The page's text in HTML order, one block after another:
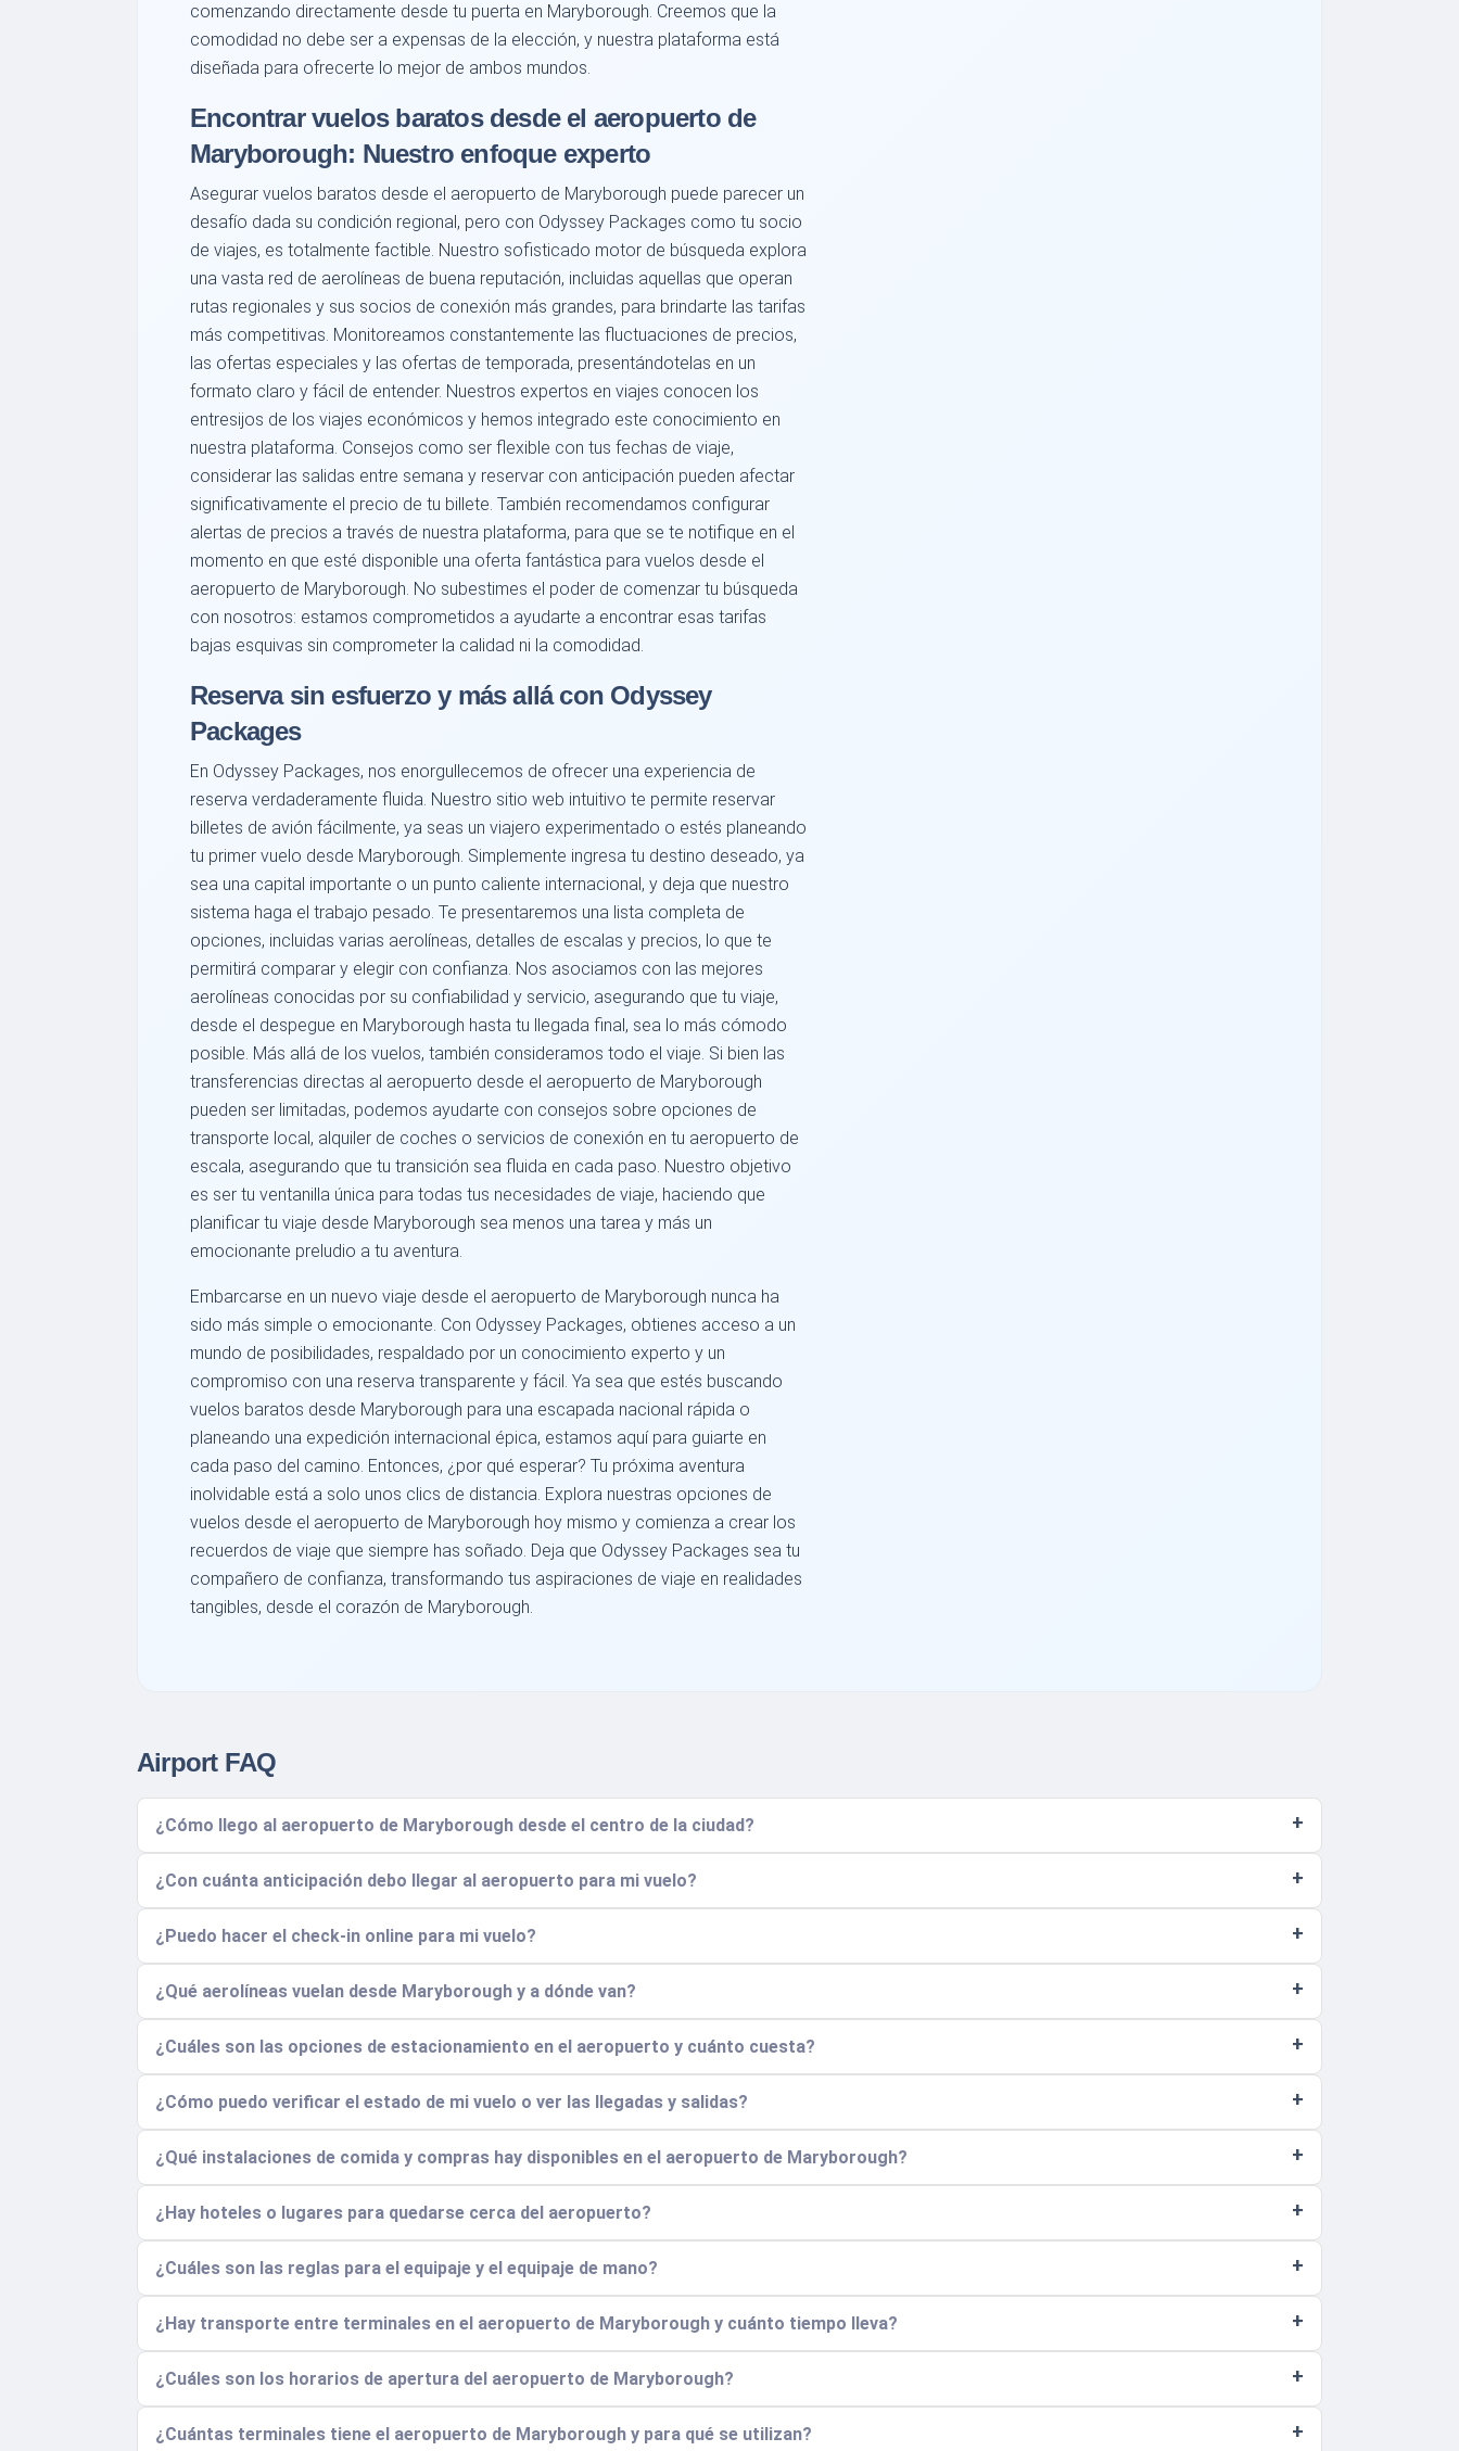
comenzando directamente desde tu puerta en Maryborough. Creemos que la
comodidad no debe ser a expensas de la elección, y nuestra plataforma está
diseñada para ofrecerte lo mejor de ambos mundos.
Encontrar vuelos baratos desde el aeropuerto de
Maryborough: Nuestro enfoque experto
Asegurar vuelos baratos desde el aeropuerto de Maryborough puede parecer un
desafío dada su condición regional, pero con Odyssey Packages como tu socio
de viajes, es totalmente factible. Nuestro sofisticado motor de búsqueda explora
una vasta red de aerolíneas de buena reputación, incluidas aquellas que operan
rutas regionales y sus socios de conexión más grandes, para brindarte las tarifas
más competitivas. Monitoreamos constantemente las fluctuaciones de precios,
las ofertas especiales y las ofertas de temporada, presentándotelas en un
formato claro y fácil de entender. Nuestros expertos en viajes conocen los
entresijos de los viajes económicos y hemos integrado este conocimiento en
nuestra plataforma. Consejos como ser flexible con tus fechas de viaje,
considerar las salidas entre semana y reservar con anticipación pueden afectar
significativamente el precio de tu billete. También recomendamos configurar
alertas de precios a través de nuestra plataforma, para que se te notifique en el
momento en que esté disponible una oferta fantástica para vuelos desde el
aeropuerto de Maryborough. No subestimes el poder de comenzar tu búsqueda
con nosotros: estamos comprometidos a ayudarte a encontrar esas tarifas
bajas esquivas sin comprometer la calidad ni la comodidad.
Reserva sin esfuerzo y más allá con Odyssey
Packages
En Odyssey Packages, nos enorgullecemos de ofrecer una experiencia de
reserva verdaderamente fluida. Nuestro sitio web intuitivo te permite reservar
billetes de avión fácilmente, ya seas un viajero experimentado o estés planeando
tu primer vuelo desde Maryborough. Simplemente ingresa tu destino deseado, ya
sea una capital importante o un punto caliente internacional, y deja que nuestro
sistema haga el trabajo pesado. Te presentaremos una lista completa de
opciones, incluidas varias aerolíneas, detalles de escalas y precios, lo que te
permitirá comparar y elegir con confianza. Nos asociamos con las mejores
aerolíneas conocidas por su confiabilidad y servicio, asegurando que tu viaje,
desde el despegue en Maryborough hasta tu llegada final, sea lo más cómodo
posible. Más allá de los vuelos, también consideramos todo el viaje. Si bien las
transferencias directas al aeropuerto desde el aeropuerto de Maryborough
pueden ser limitadas, podemos ayudarte con consejos sobre opciones de
transporte local, alquiler de coches o servicios de conexión en tu aeropuerto de
escala, asegurando que tu transición sea fluida en cada paso. Nuestro objetivo
es ser tu ventanilla única para todas tus necesidades de viaje, haciendo que
planificar tu viaje desde Maryborough sea menos una tarea y más un
emocionante preludio a tu aventura.
Embarcarse en un nuevo viaje desde el aeropuerto de Maryborough nunca ha
sido más simple o emocionante. Con Odyssey Packages, obtienes acceso a un
mundo de posibilidades, respaldado por un conocimiento experto y un
compromiso con una reserva transparente y fácil. Ya sea que estés buscando
vuelos baratos desde Maryborough para una escapada nacional rápida o
planeando una expedición internacional épica, estamos aquí para guiarte en
cada paso del camino. Entonces, ¿por qué esperar? Tu próxima aventura
inolvidable está a solo unos clics de distancia. Explora nuestras opciones de
vuelos desde el aeropuerto de Maryborough hoy mismo y comienza a crear los
recuerdos de viaje que siempre has soñado. Deja que Odyssey Packages sea tu
compañero de confianza, transformando tus aspiraciones de viaje en realidades
tangibles, desde el corazón de Maryborough.
Airport FAQ
¿Cómo llego al aeropuerto de Maryborough desde el centro de la ciudad?
¿Con cuánta anticipación debo llegar al aeropuerto para mi vuelo?
¿Puedo hacer el check-in online para mi vuelo?
¿Qué aerolíneas vuelan desde Maryborough y a dónde van?
¿Cuáles son las opciones de estacionamiento en el aeropuerto y cuánto cuesta?
¿Cómo puedo verificar el estado de mi vuelo o ver las llegadas y salidas?
¿Qué instalaciones de comida y compras hay disponibles en el aeropuerto de Maryborough?
¿Hay hoteles o lugares para quedarse cerca del aeropuerto?
¿Cuáles son las reglas para el equipaje y el equipaje de mano?
¿Hay transporte entre terminales en el aeropuerto de Maryborough y cuánto tiempo lleva?
¿Cuáles son los horarios de apertura del aeropuerto de Maryborough?
¿Cuántas terminales tiene el aeropuerto de Maryborough y para qué se utilizan?